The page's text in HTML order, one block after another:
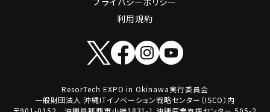
利用規約
ResorTech EXPO in Okinawa実行委員会
一般財団法人 沖縄ITイノベーション戦略センター（ISCO）内